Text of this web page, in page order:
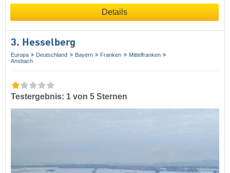
Details
3. Hesselberg
Europa Deutschland Bayern Franken
Mittelfranken
Ansbach
Testergebnis: 1 von 5 Sternen